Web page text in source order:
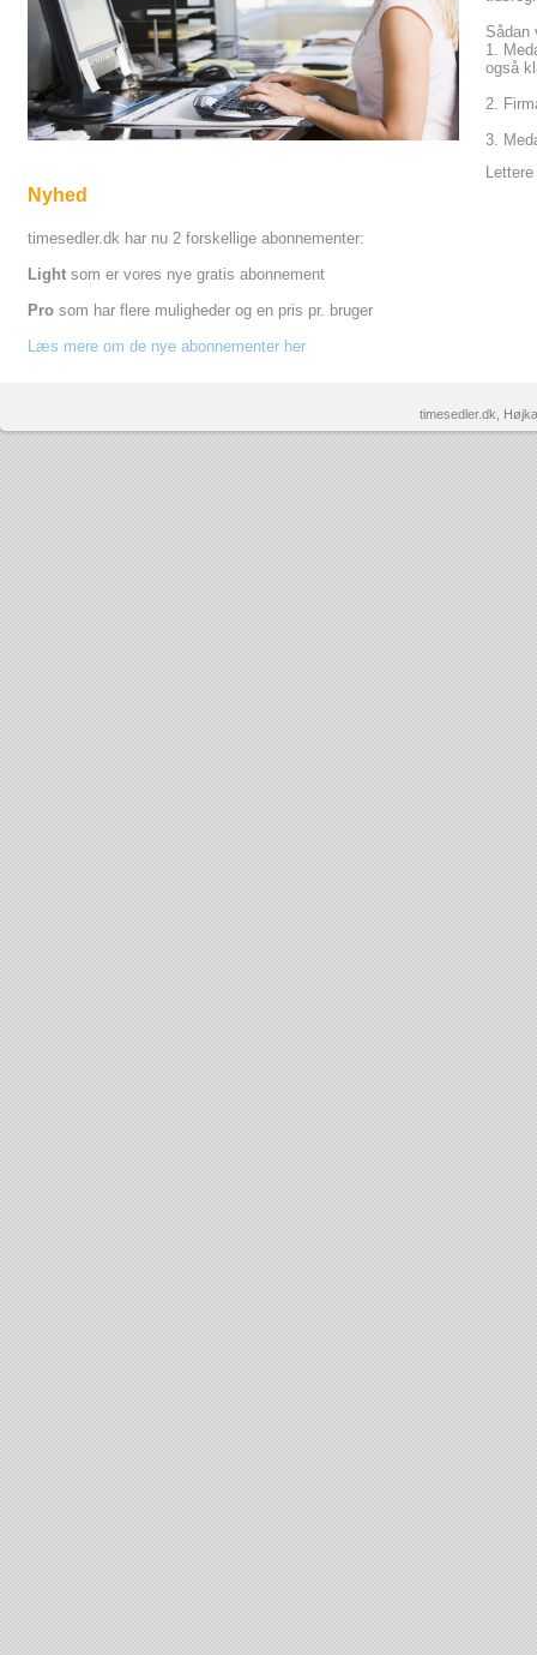
Nyhed
timesedler.dk har nu 2 forskellige abonnementer:
Light som er vores nye gratis abonnement
Pro som har flere muligheder og en pris pr. bruger
Læs mere om de nye abonnementer her
Sådan
1.
også
2.
3.
timesedler.dk,